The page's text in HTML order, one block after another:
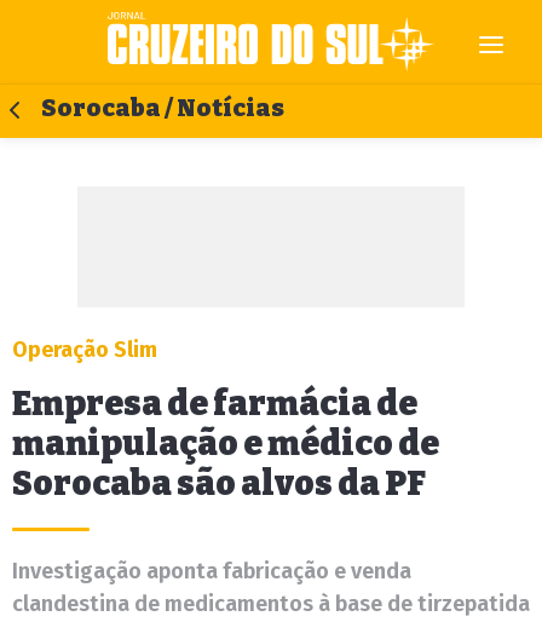
Sorocaba / Notícias
Operação Slim
Empresa de farmácia de
manipulação e médico de
Sorocaba são alvos da PF
Investigação aponta fabricação e venda
clandestina de medicamentos à base de tirzepatida